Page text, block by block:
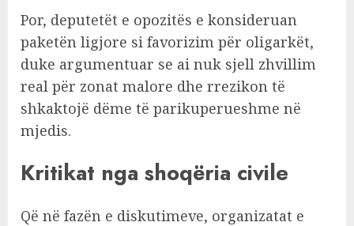
Por, deputetët e opozitës e konsideruan
paketën ligjore si favorizim për oligarkët,
duke argumentuar se ai nuk sjell zhvillim
real për zonat malore dhe rrezikon të
shkaktojë dëme të parikuperueshme në
mjedis.
Kritikat nga shoqëria civile
Që në fazën e diskutimeve, organizatat e